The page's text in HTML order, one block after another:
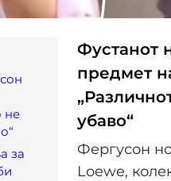
не
за
Фустанот
предмет
убаво“
Фергусон
Loewe,